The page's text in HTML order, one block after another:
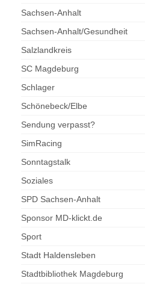
Sachsen-Anhalt
Sachsen-Anhalt/Gesundheit
Salzlandkreis
SC Magdeburg
Schlager
Schönebeck/Elbe
Sendung verpasst?
SimRacing
Sonntagstalk
Soziales
SPD Sachsen-Anhalt
Sponsor MD-klickt.de
Sport
Stadt Haldensleben
Stadtbibliothek Magdeburg